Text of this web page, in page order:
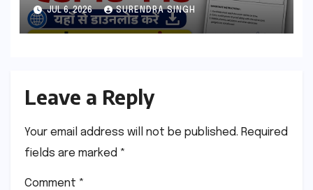
JUL 6, 2026 SURENDRA SINGH
Leave a Reply
Your email address will not be published. Required
fields are marked *
Comment *